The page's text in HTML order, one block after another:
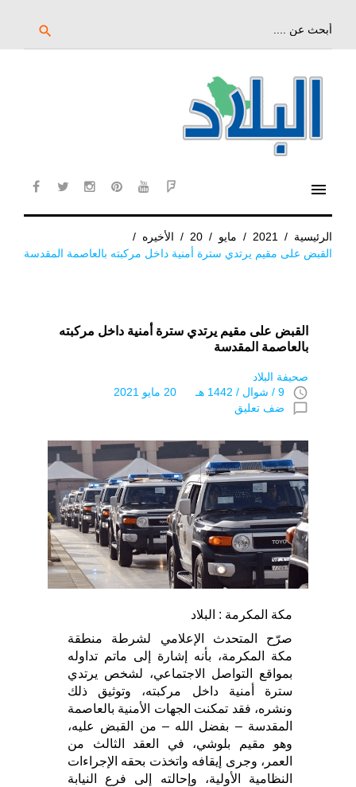
search
menu
الرئيسية /
2021
/ مايو /
20
/ الأخيره /
القبض على مقيم يرتدي سترة أمنية داخل مركبته بالعاصمة المقدسة
القبض على مقيم يرتدي سترة أمنية داخل مركبته
بالعاصمة المقدسة
صحيفة البلاد
access_time 9 / شوال / 1442 هـ 20 مايو 2021
chat_bubble_outline ضف تعليق
مكة المكرمة : البلاد
صرّح المتحدث الإعلامي لشرطة منطقة
مكة المكرمة، بأنه إشارة إلى ماتم تداوله
بمواقع التواصل الاجتماعي، لشخص يرتدي
سترة أمنية داخل مركبته، وتوثيق ذلك
ونشره، فقد تمكنت الجهات الأمنية بالعاصمة
المقدسة – بفضل الله – من القبض عليه،
وهو مقيم بلوشي، في العقد الثالث من
العمر، وجرى إيقافه واتخذت بحقه الإجراءات
النظامية الأولية، وإحالته إلى فرع النيابة